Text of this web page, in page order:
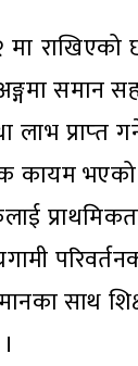
समान
प्राप्‍त
कायम
साथ